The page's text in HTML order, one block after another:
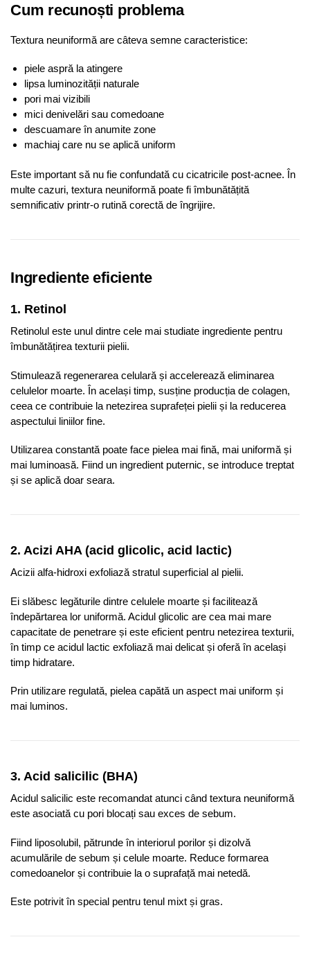
Cum recunoști problema
Textura neuniformă are câteva semne caracteristice:
piele aspră la atingere
lipsa luminozității naturale
pori mai vizibili
mici denivelări sau comedoane
descuamare în anumite zone
machiaj care nu se aplică uniform
Este important să nu fie confundată cu cicatricile post-acnee. În
multe cazuri, textura neuniformă poate fi îmbunătățită
semnificativ printr-o rutină corectă de îngrijire.
Ingrediente eficiente
1. Retinol
Retinolul este unul dintre cele mai studiate ingrediente pentru
îmbunătățirea texturii pielii.
Stimulează regenerarea celulară și accelerează eliminarea
celulelor moarte. În același timp, susține producția de colagen,
ceea ce contribuie la netezirea suprafeței pielii și la reducerea
aspectului liniilor fine.
Utilizarea constantă poate face pielea mai fină, mai uniformă și
mai luminoasă. Fiind un ingredient puternic, se introduce treptat
și se aplică doar seara.
2. Acizi AHA (acid glicolic, acid lactic)
Acizii alfa-hidroxi exfoliază stratul superficial al pielii.
Ei slăbesc legăturile dintre celulele moarte și facilitează
îndepărtarea lor uniformă. Acidul glicolic are cea mai mare
capacitate de penetrare și este eficient pentru netezirea texturii,
în timp ce acidul lactic exfoliază mai delicat și oferă în același
timp hidratare.
Prin utilizare regulată, pielea capătă un aspect mai uniform și
mai luminos.
3. Acid salicilic (BHA)
Acidul salicilic este recomandat atunci când textura neuniformă
este asociată cu pori blocați sau exces de sebum.
Fiind liposolubil, pătrunde în interiorul porilor și dizolvă
acumulările de sebum și celule moarte. Reduce formarea
comedoanelor și contribuie la o suprafață mai netedă.
Este potrivit în special pentru tenul mixt și gras.